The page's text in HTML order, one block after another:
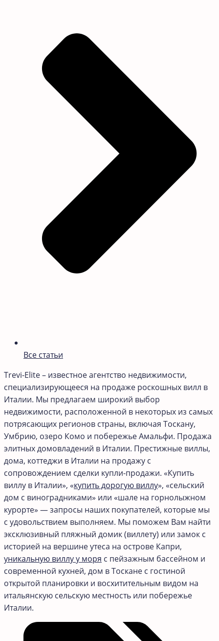
Все статьи
Trevi-Elite – известное агентство недвижимости,
специализирующееся на продаже роскошных вилл в
Италии. Мы предлагаем широкий выбор
недвижимости, расположенной в некоторых из самых
потрясающих регионов страны, включая Тоскану,
Умбрию, озеро Комо и побережье Амальфи. Продажа
элитных домовладений в Италии. Престижные виллы,
дома, коттеджи в Италии на продажу с
сопровождением сделки купли-продажи. «Купить
виллу в Италии», «купить дорогую виллу», «сельский
дом с виноградниками» или «шале на горнолыжном
курорте» — запросы наших покупателей, которые мы
с удовольствием выполняем. Мы поможем Вам найти
эксклюзивный пляжный домик (виллету) или замок с
историей на вершине утеса на острове Капри,
уникальную виллу у моря с пейзажным бассейном и
современной кухней, дом в Тоскане с гостиной
открытой планировки и восхитительным видом на
итальянскую сельскую местность или побережье
Италии.